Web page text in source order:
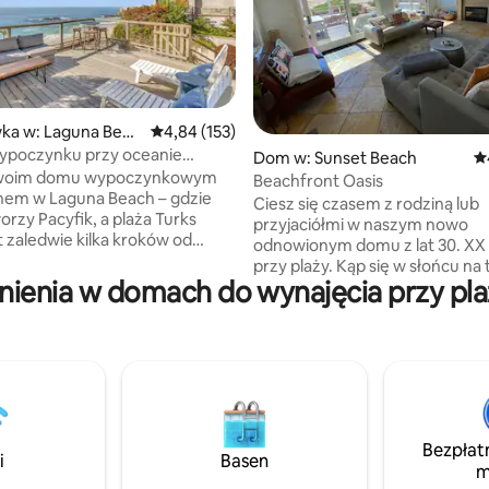
liczba recenzji: 156
w: Laguna Beac
Średnia ocena: 4,84 na 5, liczba recenzji: 153
4,84 (153)
przy oceanie
i dostępem do plaży Turks
domu wypoczynkowym
w Laguna Beach – gdzie
Pacyfik, a plaża Turks
zaledwie kilka kroków od
3 łóżka | 2 łazienki - Przy
widokiem na plażę i ocean
wewnętrzny,
ogrzewanie i wentylatory
Samodzielne zameldowanie
klawiatury | Bezpłatny
Dom w: Sunset Beach
Beachfront Oasis
Ciesz się czasem z rodziną lub
przyjaciółmi w naszym nowo
odnowionym domu z lat 30.
przy plaży. Kąp się w słońcu na
latem, złap kilka fal, spłucz się
prysznicem na świeżym
Soundbar, ogrzewanie i
każdym pokoju, 1 miejsce
bezpłatny parking na ulicy. *Uwaga: w
miesiącach zimowych miasto
piaszczyste nasypy przed
w domach do wynajęcia przy
Basen